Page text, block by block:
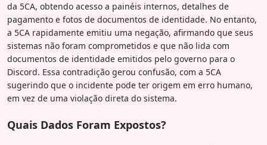
da 5CA, obtendo acesso a painéis internos, detalhes de
pagamento e fotos de documentos de identidade. No entanto,
a 5CA rapidamente emitiu uma negação, afirmando que seus
sistemas não foram comprometidos e que não lida com
documentos de identidade emitidos pelo governo para o
Discord. Essa contradição gerou confusão, com a 5CA
sugerindo que o incidente pode ter origem em erro humano,
em vez de uma violação direta do sistema.
Quais Dados Foram Expostos?